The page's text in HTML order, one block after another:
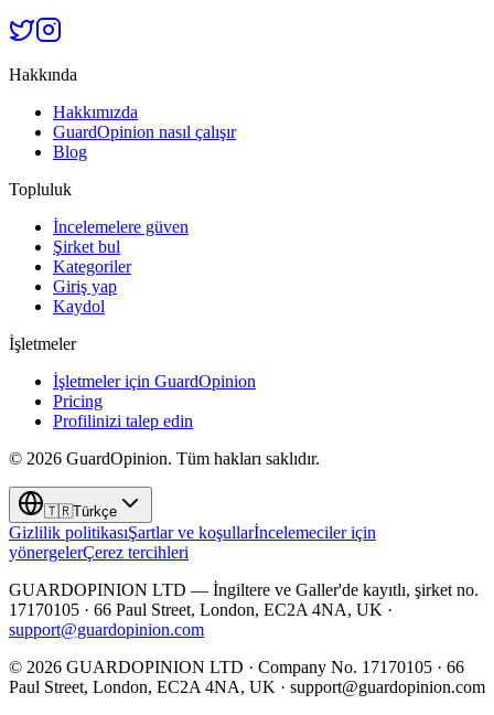
Hakkında
Hakkımızda
GuardOpinion nasıl çalışır
Blog
Topluluk
İncelemelere güven
Şirket bul
Kategoriler
Giriş yap
Kaydol
İşletmeler
İşletmeler için GuardOpinion
Pricing
Profilinizi talep edin
© 2026 GuardOpinion. Tüm hakları saklıdır.
🇹🇷Türkçe
Gizlilik politikasıŞartlar ve koşullarİncelemeciler için
yönergelerÇerez tercihleri
GUARDOPINION LTD — İngiltere ve Galler'de kayıtlı, şirket no.
17170105 · 66 Paul Street, London, EC2A 4NA, UK ·
support@guardopinion.com
© 2026 GUARDOPINION LTD · Company No. 17170105 · 66
Paul Street, London, EC2A 4NA, UK · support@guardopinion.com